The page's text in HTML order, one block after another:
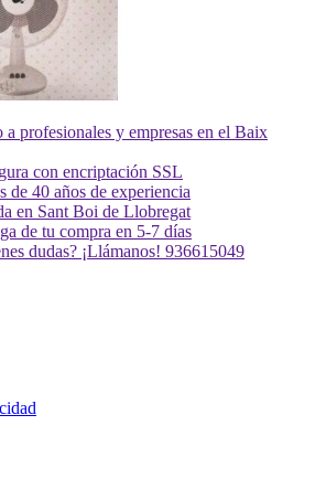
a profesionales y empresas en el Baix
con encriptación SSL
de 40 años de experiencia
en Sant Boi de Llobregat
de tu compra en 5-7 días
dudas? ¡Llámanos! 936615049